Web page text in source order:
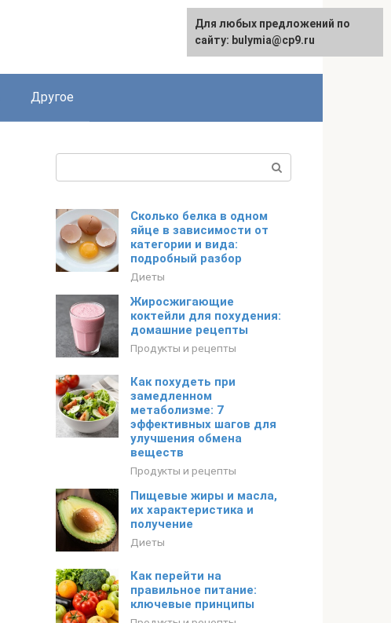
Другое
Сколько белка в одном
яйце в зависимости от
категории и вида:
подробный разбор
Диеты
Жиросжигающие
коктейли для похудения:
домашние рецепты
Продукты и рецепты
Как похудеть при
замедленном
метаболизме: 7
эффективных шагов для
улучшения обмена
веществ
Продукты и рецепты
Пищевые жиры и масла,
их характеристика и
получение
Диеты
Как перейти на
правильное питание:
ключевые принципы
Для любых предложений по
сайту: bulymia@cp9.ru